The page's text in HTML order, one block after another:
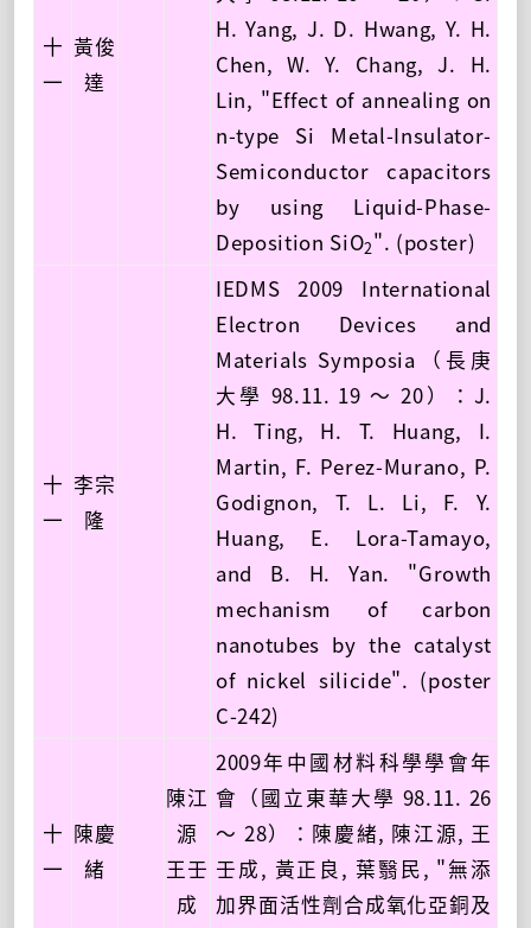
十
一
黃俊
達
H. Yang, J. D. Hwang, Y. H.
Chen, W. Y. Chang, J. H.
Lin, "Effect of annealing on
n-type Si Metal-Insulator-
Semiconductor capacitors
by using Liquid-Phase-
Deposition SiO2". (poster)
十
一
李宗
隆
IEDMS 2009 International
Electron Devices and
Materials Symposia（長庚
大學 98.11. 19 ～ 20）：J.
H. Ting, H. T. Huang, I.
Martin, F. Perez-Murano, P.
Godignon, T. L. Li, F. Y.
Huang, E. Lora-Tamayo,
and B. H. Yan. "Growth
mechanism of carbon
nanotubes by the catalyst
of nickel silicide". (poster
C-242)
十
一
陳慶
緒
陳江
源
王壬
成
2009年中國材料科學學會年
會（國立東華大學 98.11. 26
～ 28）：陳慶緒, 陳江源, 王
壬成, 黃正良, 葉翳民, "無添
加界面活性劑合成氧化亞銅及